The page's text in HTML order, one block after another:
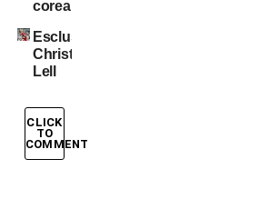
coreano
Esclusiva:
Christian
Lell
CLICK
TO
COMMENT